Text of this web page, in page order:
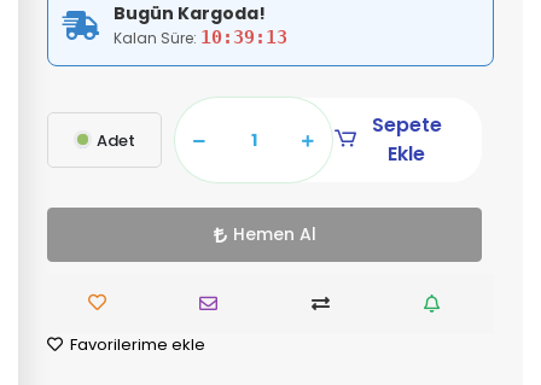
Bugün Kargoda!
Kalan Süre: 10:39:13
Adet
Sepete
Ekle
Hemen Al
Favorilerime ekle